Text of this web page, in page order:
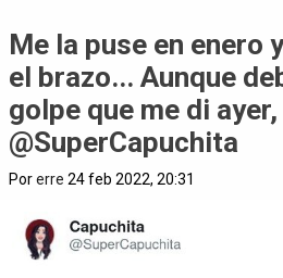
Me la puse en enero
el brazo... Aunque
golpe que me di
@SuperCapuchita
Porerre 24 feb 2022, 20:31